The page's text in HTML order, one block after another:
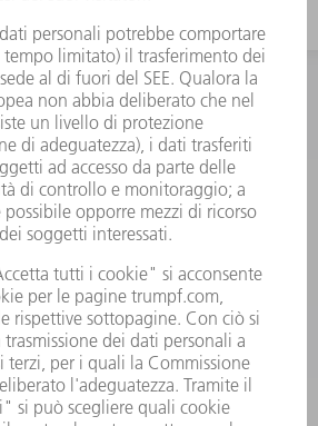
INFORMAZIONE
Domande frequenti
generali di contratto
CONTATTO
TRUMPF ITALIA
a venerdì: 08:30 – 18:00
ricambi@trumpf.com
CONTATTO
TRUMPF ITALIA
+39 02 48489482
a venerdì: 08:00 – 18:00